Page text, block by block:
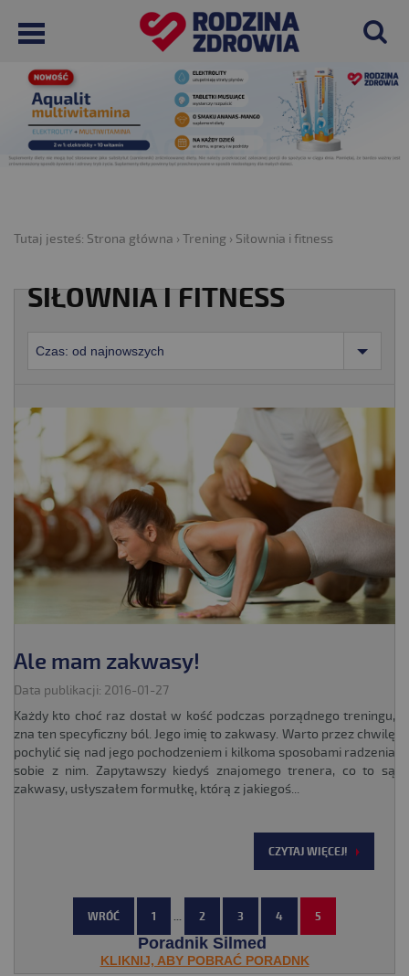
Tutaj jesteś: Strona główna › Trening › Siłownia i fitness
SIŁOWNIA I FITNESS
Czas: od najnowszych
Ale mam zakwasy!
Data publikacji: 2016-01-27
Każdy kto choć raz dostał w kość podczas porządnego treningu,
zna ten specyficzny ból. Jego imię to zakwasy. Warto przez chwilę
pochylić się nad jego pochodzeniem i kilkoma sposobami radzenia
sobie z nim. Zapytawszy kiedyś znajomego trenera, co to są
zakwasy, usłyszałem formułkę, którą z jakiegoś...
CZYTAJ WIĘCEJ!
WRÓĆ 1 ... 2 3 4 5
Poradnik Silmed
KLIKNIJ, ABY POBRAĆ PORADNK